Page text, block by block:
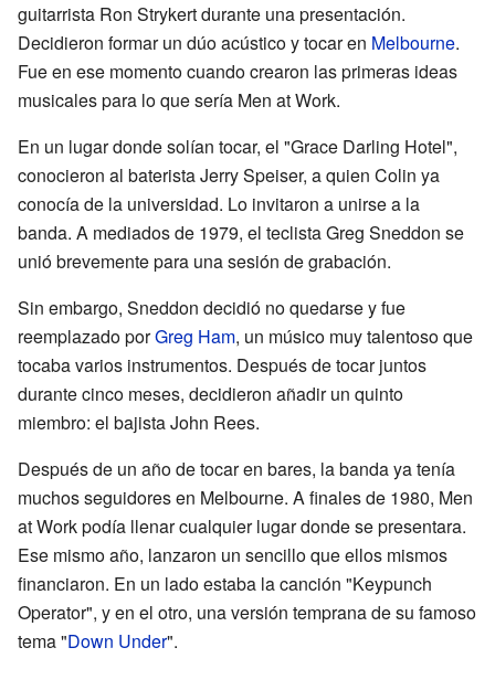
guitarrista Ron Strykert durante una presentación.
Decidieron formar un dúo acústico y tocar en Melbourne.
Fue en ese momento cuando crearon las primeras ideas
musicales para lo que sería Men at Work.
En un lugar donde solían tocar, el "Grace Darling Hotel",
conocieron al baterista Jerry Speiser, a quien Colin ya
conocía de la universidad. Lo invitaron a unirse a la
banda. A mediados de 1979, el teclista Greg Sneddon se
unió brevemente para una sesión de grabación.
Sin embargo, Sneddon decidió no quedarse y fue
reemplazado porGreg Ham, un músico muy talentoso que
tocaba varios instrumentos. Después de tocar juntos
durante cinco meses, decidieron añadir un quinto
miembro: el bajista John Rees.
Después de un año de tocar en bares, la banda ya tenía
muchos seguidores en Melbourne. A finales de 1980, Men
at Work podía llenar cualquier lugar donde se presentara.
Ese mismo año, lanzaron un sencillo que ellos mismos
financiaron. En un lado estaba la canción "Keypunch
Operator", y en el otro, una versión temprana de su famoso
tema "Down Under".